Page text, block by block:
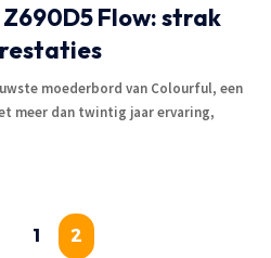
Flow: strak
moederbord van Colourful, een
meer dan twintig jaar ervaring,
1 2